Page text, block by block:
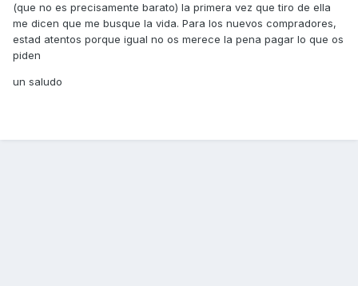
(que no es precisamente barato) la primera vez que tiro de ella
me dicen que me busque la vida. Para los nuevos compradores,
estad atentos porque igual no os merece la pena pagar lo que os
piden
un saludo